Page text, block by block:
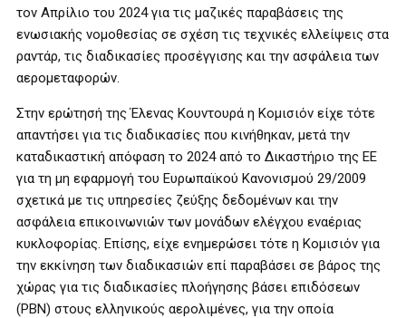
τον Απρίλιο του 2024 για τις μαζικές παραβάσεις της
ενωσιακής νομοθεσίας σε σχέση τις τεχνικές ελλείψεις στα
ραντάρ, τις διαδικασίες προσέγγισης και την ασφάλεια των
αερομεταφορών.
Στην ερώτησή της Έλενας Κουντουρά η Κομισιόν είχε τότε
απαντήσει για τις διαδικασίες που κινήθηκαν, μετά την
καταδικαστική απόφαση το 2024 από το Δικαστήριο της ΕΕ
για τη μη εφαρμογή του Ευρωπαϊκού Κανονισμού 29/2009
σχετικά με τις υπηρεσίες ζεύξης δεδομένων και την
ασφάλεια επικοινωνιών των μονάδων ελέγχου εναέριας
κυκλοφορίας. Επίσης, είχε ενημερώσει τότε η Κομισιόν για
την εκκίνηση των διαδικασιών επί παραβάσει σε βάρος της
χώρας για τις διαδικασίες πλοήγησης βάσει επιδόσεων
(PBN) στους ελληνικούς αερολιμένες, για την οποία